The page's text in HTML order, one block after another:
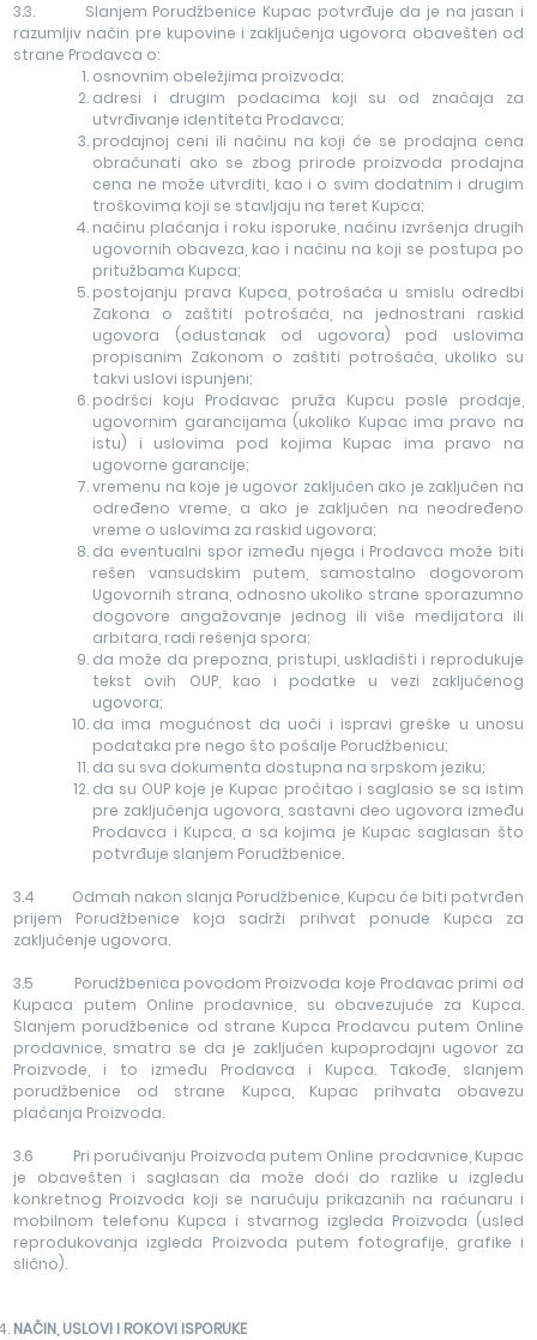
3.3. Slanjem Porudžbenice Kupac potvrđuje da je na jasan i
razumljiv način pre kupovine i zaključenja ugovora obavešten od
strane Prodavca o:
osnovnim obeležjima proizvoda;
adresi i drugim podacima koji su od značaja za
utvrđivanje identiteta Prodavca;
prodajnoj ceni ili načinu na koji će se prodajna cena
obračunati ako se zbog prirode proizvoda prodajna
cena ne može utvrditi, kao i o svim dodatnim i drugim
troškovima koji se stavljaju na teret Kupca;
načinu plaćanja i roku isporuke, načinu izvršenja drugih
ugovornih obaveza, kao i načinu na koji se postupa po
pritužbama Kupca;
postojanju prava Kupca, potrošača u smislu odredbi
Zakona o zaštiti potrošača, na jednostrani raskid
ugovora (odustanak od ugovora) pod uslovima
propisanim Zakonom o zaštiti potrošača, ukoliko su
takvi uslovi ispunjeni;
podršci koju Prodavac pruža Kupcu posle prodaje,
ugovornim garancijama (ukoliko Kupac ima pravo na
istu) i uslovima pod kojima Kupac ima pravo na
ugovorne garancije;
vremenu na koje je ugovor zaključen ako je zaključen na
određeno vreme, a ako je zaključen na neodređeno
vreme o uslovima za raskid ugovora;
da eventualni spor između njega i Prodavca može biti
rešen vansudskim putem, samostalno dogovorom
Ugovornih strana, odnosno ukoliko strane sporazumno
dogovore angažovanje jednog ili više medijatora ili
arbitara, radi rešenja spora;
da može da prepozna, pristupi, uskladišti i reprodukuje
tekst ovih OUP, kao i podatke u vezi zaključenog
ugovora;
da ima mogućnost da uoči i ispravi greške u unosu
podataka pre nego što pošalje Porudžbenicu;
da su sva dokumenta dostupna na srpskom jeziku;
da su OUP koje je Kupac pročitao i saglasio se sa istim
pre zaključenja ugovora, sastavni deo ugovora između
Prodavca i Kupca, a sa kojima je Kupac saglasan što
potvrđuje slanjem Porudžbenice.
3.4 Odmah nakon slanja Porudžbenice, Kupcu će biti potvrđen
prijem Porudžbenice koja sadrži prihvat ponude Kupca za
zaključenje ugovora.
3.5 Porudžbenica povodom Proizvoda koje Prodavac primi od
Kupaca putem Online prodavnice, su obavezujuće za Kupca.
Slanjem porudžbenice od strane Kupca Prodavcu putem Online
prodavnice, smatra se da je zaključen kupoprodajni ugovor za
Proizvode, i to između Prodavca i Kupca. Takođe, slanjem
porudžbenice od strane Kupca, Kupac prihvata obavezu
plaćanja Proizvoda.
3.6 Pri poručivanju Proizvoda putem Online prodavnice, Kupac
je obavešten i saglasan da može doći do razlike u izgledu
konkretnog Proizvoda koji se naručuju prikazanih na računaru i
mobilnom telefonu Kupca i stvarnog izgleda Proizvoda (usled
reprodukovanja izgleda Proizvoda putem fotografije, grafike i
slično).
NAČIN, USLOVI I ROKOVI ISPORUKE